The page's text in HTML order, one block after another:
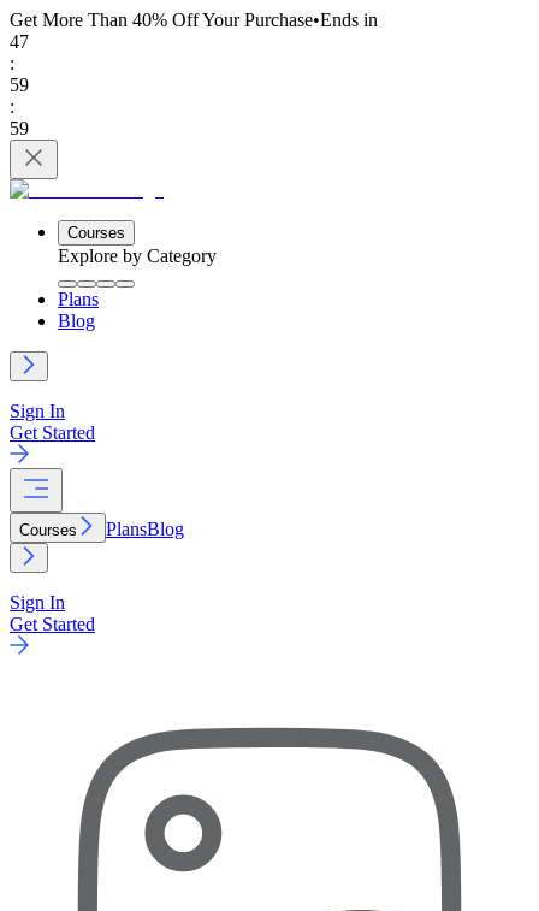
Get More Than 40% OffYour Purchase•Ends in
47
:
59
:
59
Courses
Explore by Category
Plans
Blog
Sign In
Get Started
Courses PlansBlog
Sign In
Get Started